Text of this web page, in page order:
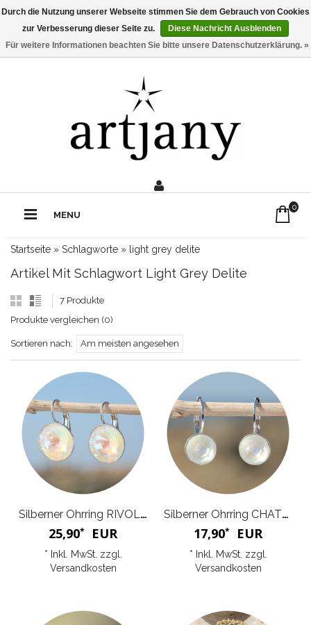
Rufe uns an:0211 - 210 310 2
MENU
0
Startseite » Schlagworte » light grey delite
Artikel Mit Schlagwort Light Grey Delite
7 Produkte
Produkte vergleichen (0)
Sortieren nach: Am meisten angesehen
Silberner Ohrring RIVOLI G
25,90* EUR
* Inkl. MwSt. zzgl.
Versandkosten
Silberner Ohrring CHATON
17,90* EUR
* Inkl. MwSt. zzgl.
Versandkosten
Durch die Nutzung unserer Webseite stimmen Sie dem Gebrauch von Cookies
zur Verbesserung dieser Seite zu.
Diese Nachricht Ausblenden
Für weitere Informationen beachten Sie bitte unsere Datenschutzerklärung. »